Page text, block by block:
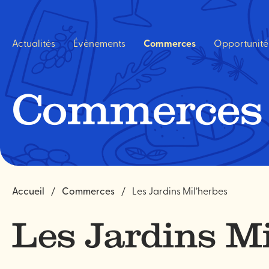
Navigation
rapide
Actualités
Évènements Commerces
Commerces
Accueil Commerces Les Jardins Mil’herbes
Les Jardins